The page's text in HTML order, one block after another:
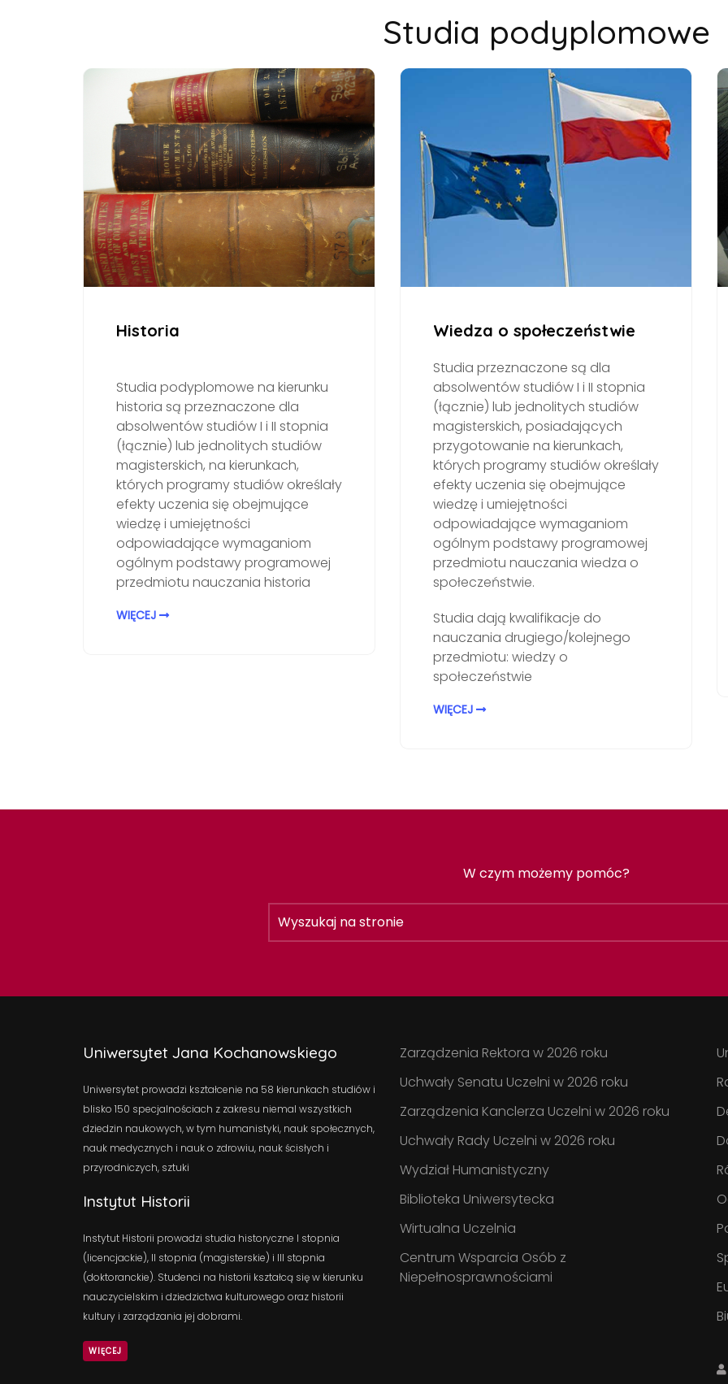
Studia podyplomowe
Historia
Studia podyplomowe na kierunku
historia są przeznaczone dla
absolwentów studiów I i II stopnia
(łącznie) lub jednolitych studiów
magisterskich, na kierunkach,
których programy studiów określały
efekty uczenia się obejmujące
wiedzę i umiejętności
odpowiadające wymaganiom
ogólnym podstawy programowej
przedmiotu nauczania historia
WIĘCEJ
Wiedza o społeczeństwie
Studia przeznaczone są dla
absolwentów studiów I i II stopnia
(łącznie) lub jednolitych studiów
magisterskich, posiadających
przygotowanie na kierunkach,
których programy studiów określały
efekty uczenia się obejmujące
wiedzę i umiejętności
odpowiadające wymaganiom
ogólnym podstawy programowej
przedmiotu nauczania wiedza o
społeczeństwie.
Studia dają kwalifikacje do
nauczania drugiego/kolejnego
przedmiotu: wiedzy o
społeczeństwie
WIĘCEJ
W czym możemy pomóc?
Uniwersytet Jana Kochanowskiego
Uniwersytet prowadzi kształcenie na 58 kierunkach studiów i
blisko 150 specjalnościach z zakresu niemal wszystkich
dziedzin naukowych, w tym humanistyki, nauk społecznych,
nauk medycznych i nauk o zdrowiu, nauk ścisłych i
przyrodniczych, sztuki
Instytut Historii
Instytut Historii prowadzi studia historyczne I stopnia
(licencjackie), II stopnia (magisterskie) i III stopnia
(doktoranckie). Studenci na historii kształcą się w kierunku
nauczycielskim i dziedzictwa kulturowego oraz historii
kultury i zarządzania jej dobrami.
WIĘCEJ
Zarządzenia Rektora w 2026 roku
Uchwały Senatu Uczelni w 2026 roku
Zarządzenia Kanclerza Uczelni w 2026 roku
Uchwały Rady Uczelni w 2026 roku
Wydział Humanistyczny
Biblioteka Uniwersytecka
Wirtualna Uczelnia
Centrum Wsparcia Osób z
Niepełnosprawnościami